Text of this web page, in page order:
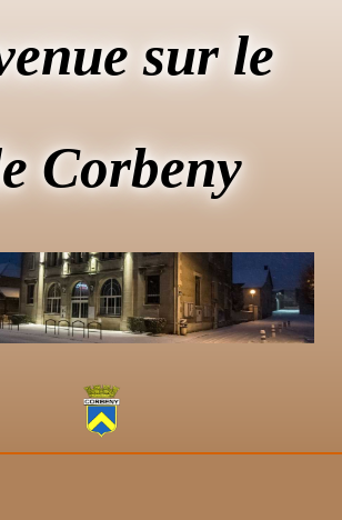
sur le
Corbeny